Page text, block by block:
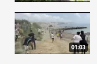
01:03